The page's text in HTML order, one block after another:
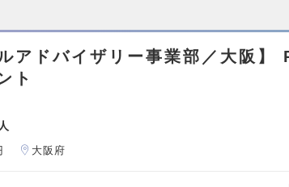
ルアドバイザリー事業部／大阪】
ト
大阪府